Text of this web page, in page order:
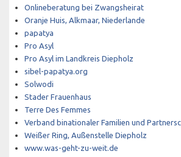
Onlineberatung bei Zwangsheirat
Oranje Huis, Alkmaar, Niederlande
papatya
Pro Asyl
Pro Asyl im Landkreis Diepholz
sibel-papatya.org
Solwodi
Stader Frauenhaus
Terre Des Femmes
Verband binationaler Familien und
Weißer Ring, Außenstelle Diepholz
www.was-geht-zu-weit.de